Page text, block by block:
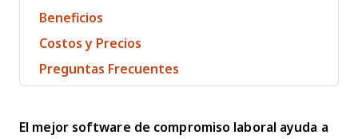
Beneficios
Costos y Precios
Preguntas Frecuentes
El mejor software de compromiso laboral ayuda a